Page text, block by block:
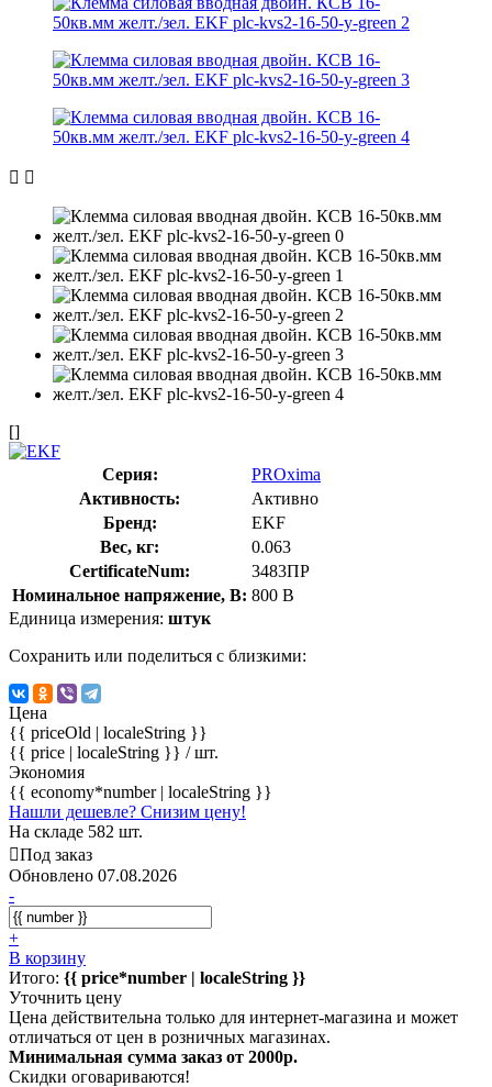
[]
Серия:
PROxima
Активность:
Активно
Бренд:
EKF
Вес, кг:
0.063
CertificateNum:
3483ПР
Номинальное напряжение, В: 800 В
Единица измерения: штук
Сохранить или поделиться с близкими:
Цена
{{ priceOld | localeString }}
{{ price | localeString }} / шт.
Экономия
{{ economy*number | localeString }}
Нашли дешевле? Снизим цену!
На складе 582 шт.
Под заказ
Обновлено 07.08.2026
-
+
В корзину
Итого: {{ price*number | localeString }}
Уточнить цену
Цена действительна только для интернет-магазина и может
отличаться от цен в розничных магазинах.
Минимальная сумма заказ от 2000р.
Скидки оговариваются!